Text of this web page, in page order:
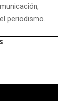
periodismo.